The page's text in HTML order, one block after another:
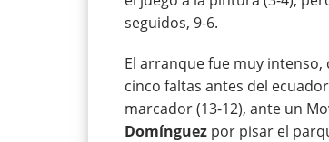
seguidos, 9-6.
El arranque fue muy
cinco faltas antes del
marcador (13-12), ante un
Domínguez por pisar el